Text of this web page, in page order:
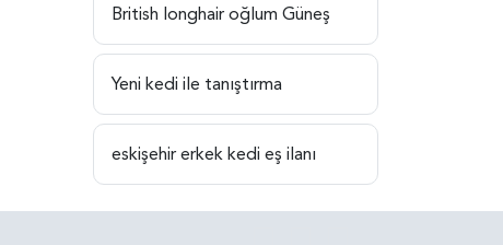
British longhair oğlum Güneş
Yeni kedi ile tanıştırma
eskişehir erkek kedi eş ilanı